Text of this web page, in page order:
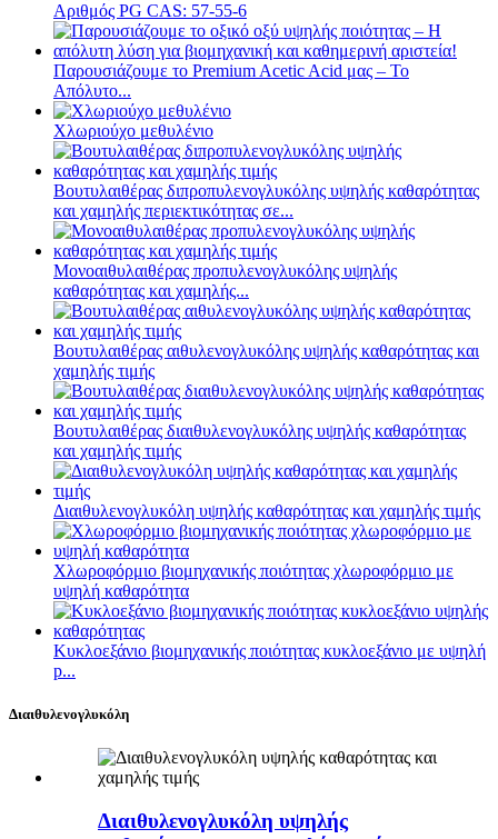
Αριθμός PG CAS: 57-55-6
Παρουσιάζουμε το Premium Acetic Acid μας – Το
Απόλυτο...
Χλωριούχο μεθυλένιο
Βουτυλαιθέρας διπροπυλενογλυκόλης υψηλής καθαρότητας
και χαμηλής περιεκτικότητας σε...
Μονοαιθυλαιθέρας προπυλενογλυκόλης υψηλής
καθαρότητας και χαμηλής...
Βουτυλαιθέρας αιθυλενογλυκόλης υψηλής καθαρότητας και
χαμηλής τιμής
Βουτυλαιθέρας διαιθυλενογλυκόλης υψηλής καθαρότητας
και χαμηλής τιμής
Διαιθυλενογλυκόλη υψηλής καθαρότητας και χαμηλής τιμής
Χλωροφόρμιο βιομηχανικής ποιότητας χλωροφόρμιο με
υψηλή καθαρότητα
Κυκλοεξάνιο βιομηχανικής ποιότητας κυκλοεξάνιο με υψηλή
p...
Διαιθυλενογλυκόλη
Διαιθυλενογλυκόλη υψηλής